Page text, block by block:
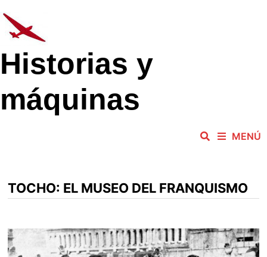
al
contenido
Historias y
máquinas
MENÚ
TOCHO: EL MUSEO DEL FRANQUISMO